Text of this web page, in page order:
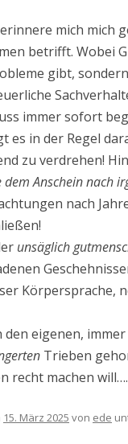
mich mich
betrifft. Wobei
gibt,
immer sofort
es in der Regel
zu verdrehen!
dem An­schein nach
nach
unsäglich
Körpersprache,
eigenen,
Trieben
recht machen
15. März 2025 von ede